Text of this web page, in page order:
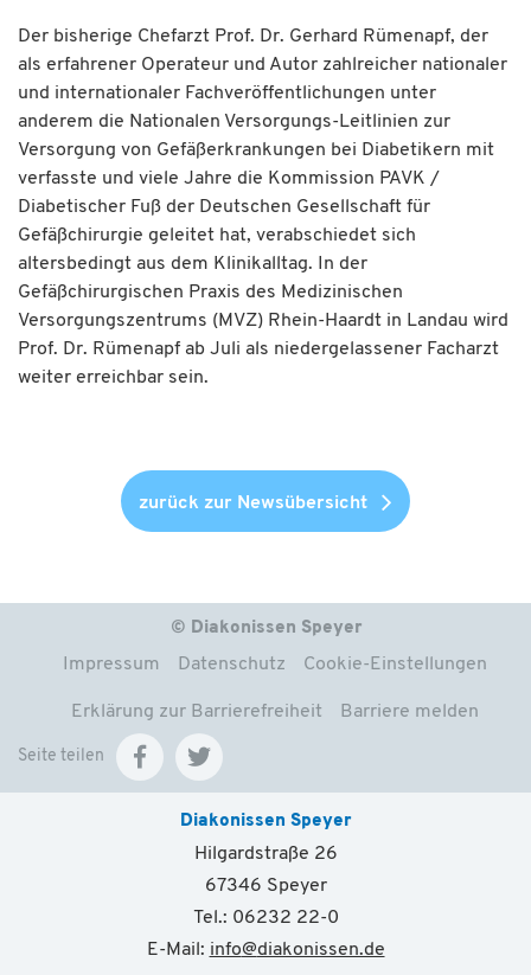
Der bisherige Chefarzt Prof. Dr. Gerhard Rümenapf, der
als erfahrener Operateur und Autor zahlreicher nationaler
und internationaler Fachveröffentlichungen unter
anderem die Nationalen Versorgungs-Leitlinien zur
Versorgung von Gefäßerkrankungen bei Diabetikern mit
verfasste und viele Jahre die Kommission PAVK /
Diabetischer Fuß der Deutschen Gesellschaft für
Gefäßchirurgie geleitet hat, verabschiedet sich
altersbedingt aus dem Klinikalltag. In der
Gefäßchirurgischen Praxis des Medizinischen
Versorgungszentrums (MVZ) Rhein-Haardt in Landau wird
Prof. Dr. Rümenapf ab Juli als niedergelassener Facharzt
weiter erreichbar sein.
zurück zur Newsübersicht
© Diakonissen Speyer
Impressum Datenschutz Cookie-Einstellungen
Erklärung zur Barrierefreiheit Barriere melden
Seite teilen
Diakonissen Speyer
Hilgardstraße 26
67346 Speyer
Tel.: 06232 22-0
E-Mail: info@diakonissen.de